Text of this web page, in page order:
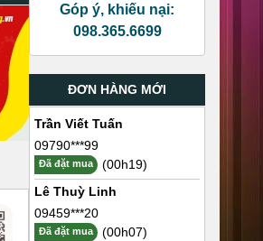
Góp ý, khiếu nại:
098.365.6699
ĐƠN HÀNG MỚI
Trần Viết Tuấn
09790***99
Đã đặt mua
(00h19)
Lê Thuỳ Linh
09459***20
Đã đặt mua
(00h07)